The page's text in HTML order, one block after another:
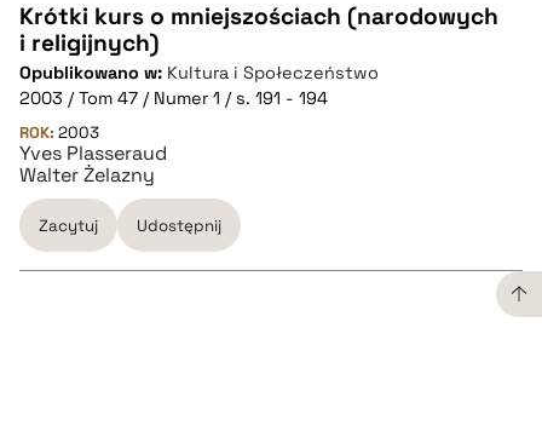
Krótki kurs o mniejszościach (narodowych
i religijnych)
Opublikowano w: Kultura i Społeczeństwo
2003 / Tom 47 / Numer 1 / s. 191 - 194
ROK: 2003
Yves Plasseraud
Walter Żelazny
Zacytuj Udostępnij